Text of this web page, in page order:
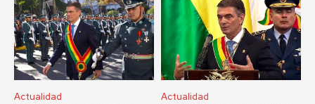
Actualidad Actualidad